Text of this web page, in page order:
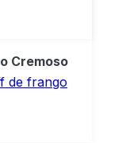
Cremoso
de frango